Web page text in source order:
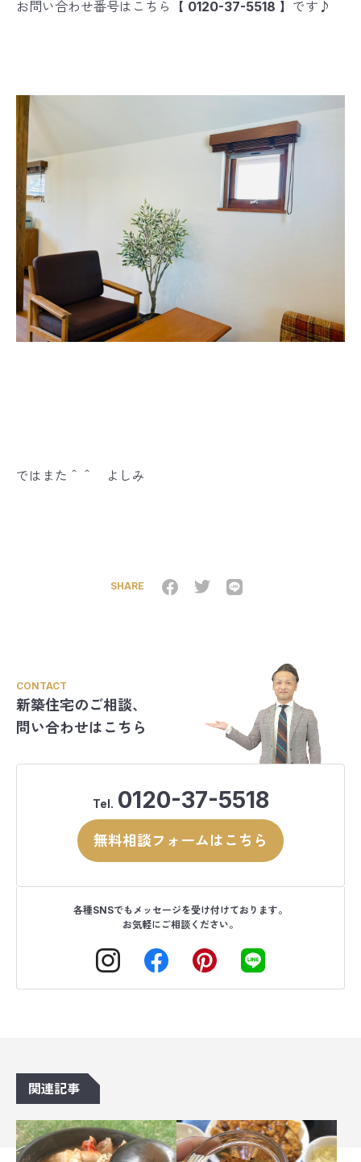
お問い合わせ番号はこちら【 0120-37-5518 】です♪
ではまた＾＾ よしみ
SHARE
CONTACT
新築住宅のご相談、
問い合わせはこちら
Tel. 0120-37-5518
無料相談フォームはこちら
各種SNSでもメッセージを受け付けております。
お気軽にご相談ください。
関連記事